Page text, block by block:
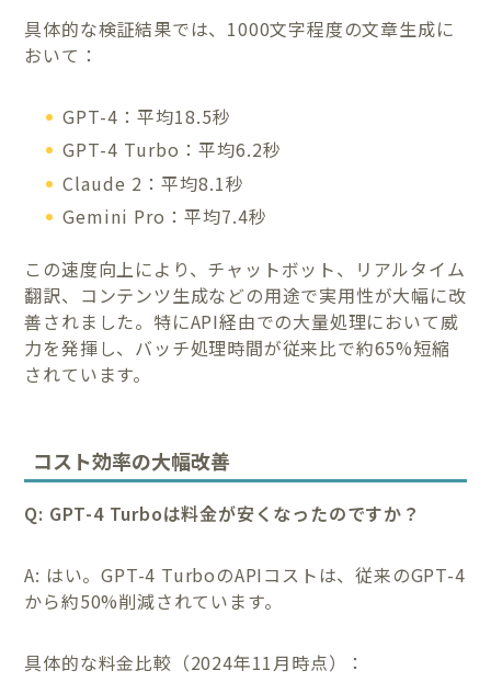
具体的な検証結果では、1000文字程度の文章生成に
おいて：
GPT-4：平均18.5秒
GPT-4 Turbo：平均6.2秒
Claude 2：平均8.1秒
Gemini Pro：平均7.4秒
この速度向上により、チャットボット、リアルタイム
翻訳、コンテンツ生成などの用途で実用性が大幅に改
善されました。特にAPI経由での大量処理において威
力を発揮し、バッチ処理時間が従来比で約65%短縮
されています。
コスト効率の大幅改善
Q: GPT-4 Turboは料金が安くなったのですか？
A: はい。GPT-4 TurboのAPIコストは、従来のGPT-4
から約50%削減されています。
具体的な料金比較（2024年11月時点）：